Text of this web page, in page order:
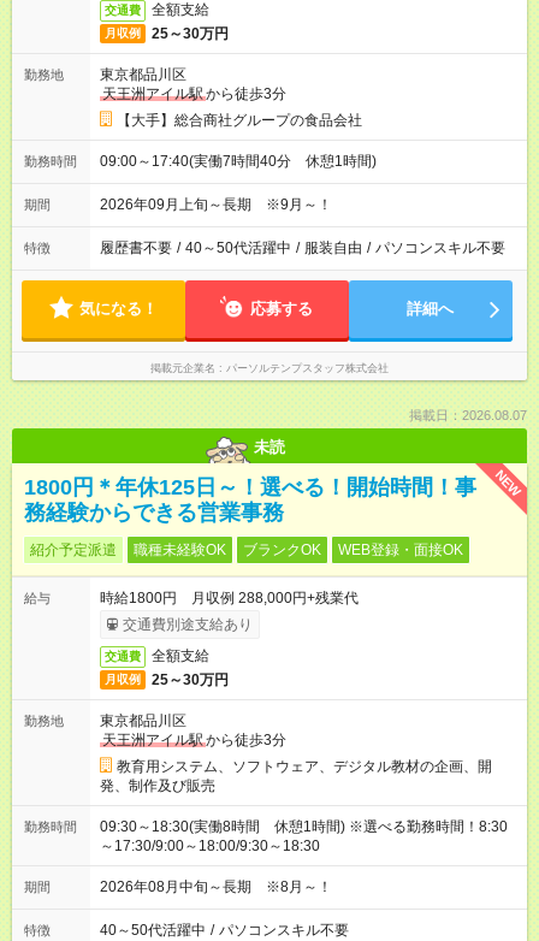
交通費 全額支給
月収例 25～30万円
勤務地
東京都品川区
天王洲アイル駅から徒歩3分
【大手】総合商社グループの食品会社
勤務時間 09:00～17:40(実働7時間40分 休憩1時間)
期間 2026年09月上旬～長期 ※9月～！
特徴 履歴書不要 / 40～50代活躍中 / 服装自由 / パソコンスキル不要
気になる！ 応募する 詳細へ
掲載元企業名 パーソルテンプスタッフ株式会社
掲載日：2026.08.07
未読
NEW
1800円＊年休125日～！選べる！開始時間！事
務経験からできる営業事務
紹介予定派遣 職種未経験OK ブランクOK WEB登録・面接OK
給与
時給1800円 月収例 288,000円+残業代
交通費別途支給あり
交通費 全額支給
月収例 25～30万円
勤務地
東京都品川区
天王洲アイル駅から徒歩3分
教育用システム、ソフトウェア、デジタル教材の企画、開
発、制作及び販売
勤務時間
09:30～18:30(実働8時間 休憩1時間) ※選べる勤務時間！8:30
～17:30/9:00～18:00/9:30～18:30
期間 2026年08月中旬～長期 ※8月～！
特徴 40～50代活躍中 / パソコンスキル不要